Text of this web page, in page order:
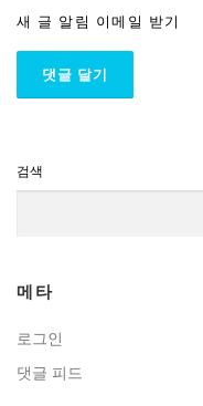
새 글 알림 이메일 받기
검색
메타
로그인
댓글 피드